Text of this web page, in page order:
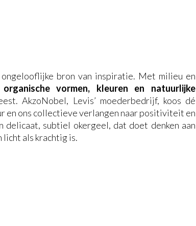
bron van inspiratie. Met milieu en
organische vormen, kleuren en natuurlijke
AkzoNobel, Levis’ moederbedrijf, koos dé
en ons collectieve verlangen naar positiviteit en
delicaat, subtiel okergeel, dat doet denken aan
licht als krachtig is.